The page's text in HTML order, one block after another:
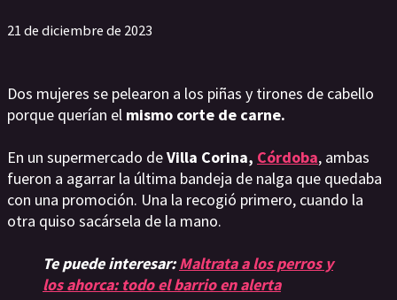
21 de diciembre de 2023
Dos mujeres se pelearon a los piñas y tirones de cabello
porque querían el mismo corte de carne.
En un supermercado deVilla Corina, Córdoba, ambas
fueron a agarrar la última bandeja de nalga que quedaba
con una promoción. Una la recogió primero, cuando la
otra quiso sacársela de la mano.
Te puede interesar:Maltrata a los perros y
los ahorca: todo el barrio en alerta